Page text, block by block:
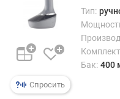
л
о
ж
е
и
й
Спросить
Тип:
Бак: 400